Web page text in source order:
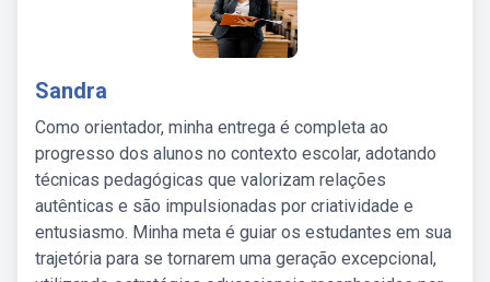
Sandra
Como orientador, minha entrega é completa ao
progresso dos alunos no contexto escolar, adotando
técnicas pedagógicas que valorizam relações
autênticas e são impulsionadas por criatividade e
entusiasmo. Minha meta é guiar os estudantes em sua
trajetória para se tornarem uma geração excepcional,